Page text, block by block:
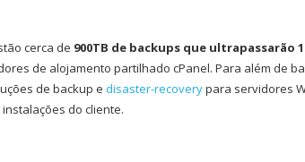
cerca de 900TB de backups que ultrapassarão
de alojamento partilhado cPanel. Para além de
de backup e disaster-recoverypara servidores
do cliente.